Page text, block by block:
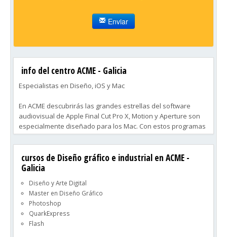
Enviar
info del centro ACME - Galicia
Especialistas en Diseño, iOS y Mac
En ACME descubrirás las grandes estrellas del software
audiovisual de Apple Final Cut Pro X, Motion y Aperture son
especialmente diseñado para los Mac. Con estos programas
y un Mac en pocas horas serás todo un experto en
Fotografía y Postproducción de video. Al trabajar con las
últimas versiones de ordenadores y programas para que en
poco tiempo alcanzarás todo tu potencial.
cursos de Diseño gráfico e industrial en ACME -
Galicia
Diseño y Arte Digital
Master en Diseño Gráfico
Photoshop
QuarkExpress
Flash